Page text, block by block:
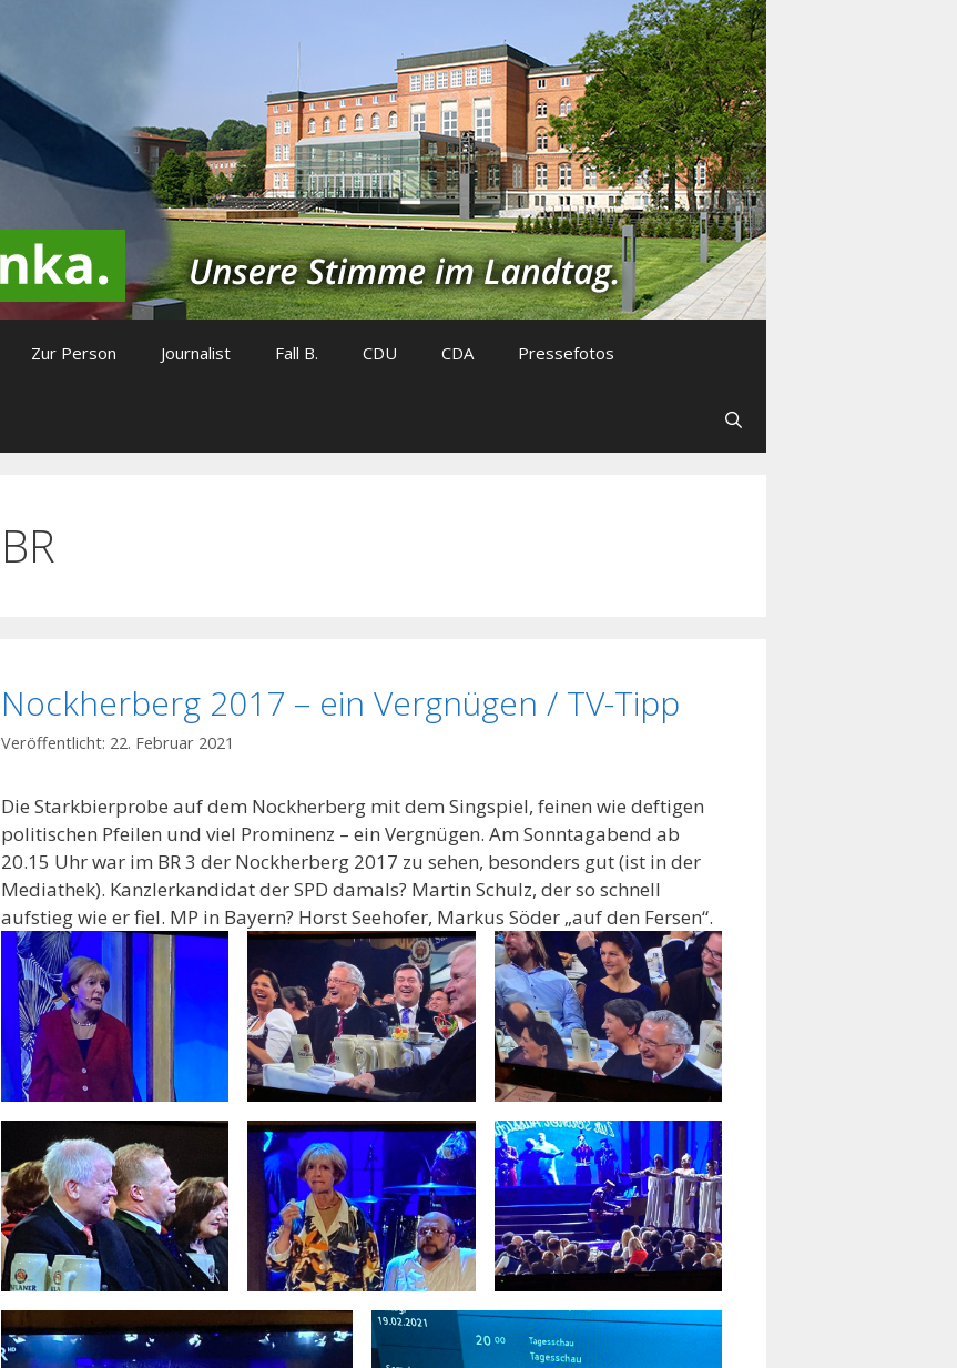
Zur Person Journalist Fall B. CDU CDA Pressefotos
BR
Nockherberg 2017 – ein Vergnügen / TV-Tipp
22. Februar 2021
Die Starkbierprobe auf dem Nockherberg mit dem Singspiel, feinen wie deftigen
politischen Pfeilen und viel Prominenz – ein Vergnügen. Am Sonntagabend ab
20.15 Uhr war im BR 3 der Nockherberg 2017 zu sehen, besonders gut (ist in der
Mediathek). Kanzlerkandidat der SPD damals? Martin Schulz, der so schnell
aufstieg wie er fiel. MP in Bayern? Horst Seehofer, Markus Söder „auf den Fersen“.